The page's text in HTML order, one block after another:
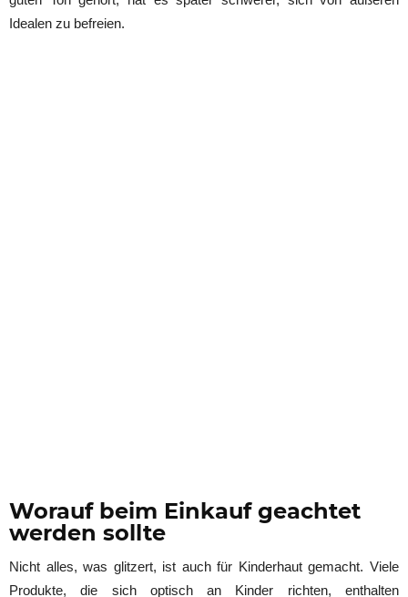
Idealen zu befreien.
Worauf beim Einkauf geachtet
werden sollte
Nicht alles, was glitzert, ist auch für Kinderhaut gemacht. Viele
Produkte, die sich optisch an Kinder richten, enthalten